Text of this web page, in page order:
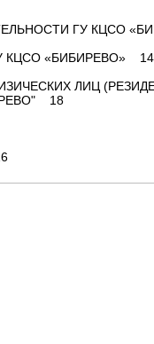
ГУ КЦСО
КЦСО «БИБИРЕВО» 14
ЛИЦ
18